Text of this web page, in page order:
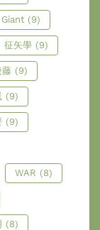
(9)
征矢學 (9)
藤 (9)
(9)
(9)
WAR (8)
(8)